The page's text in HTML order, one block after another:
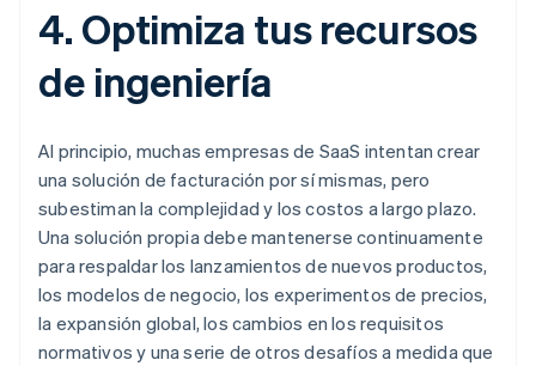
4. Optimiza tus recursos
de ingeniería
Al principio, muchas empresas de SaaS intentan crear
una solución de facturación por sí mismas, pero
subestiman la complejidad y los costos a largo plazo.
Una solución propia debe mantenerse continuamente
para respaldar los lanzamientos de nuevos productos,
los modelos de negocio, los experimentos de precios,
la expansión global, los cambios en los requisitos
normativos y una serie de otros desafíos a medida que